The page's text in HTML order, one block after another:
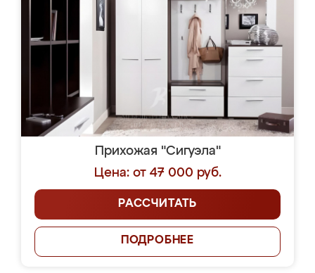
Прихожая "Сигуэла"
Цена: от 47 000 руб.
РАССЧИТАТЬ
ПОДРОБНЕЕ